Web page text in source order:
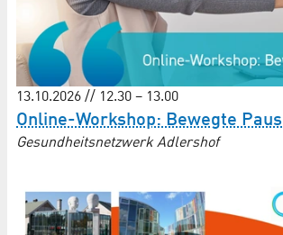
13.10.2026 // 12.30 – 13.00
Online-Workshop: Bewegte
Gesundheitsnetzwerk Adlershof